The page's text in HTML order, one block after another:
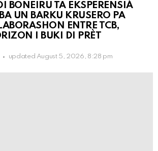
BONEIRU TA EKSPERENSIÁ
UN BARKU KRUSERO PA
ENTRE TCB,
I BUKI DI PRÈT
updated August 5, 2026, 8:28 pm